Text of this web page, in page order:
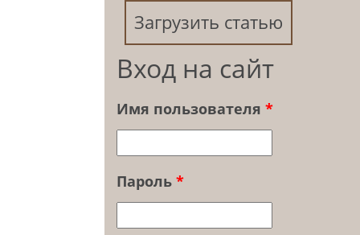
Загрузить статью
Вход на сайт
Имя пользователя *
Пароль *